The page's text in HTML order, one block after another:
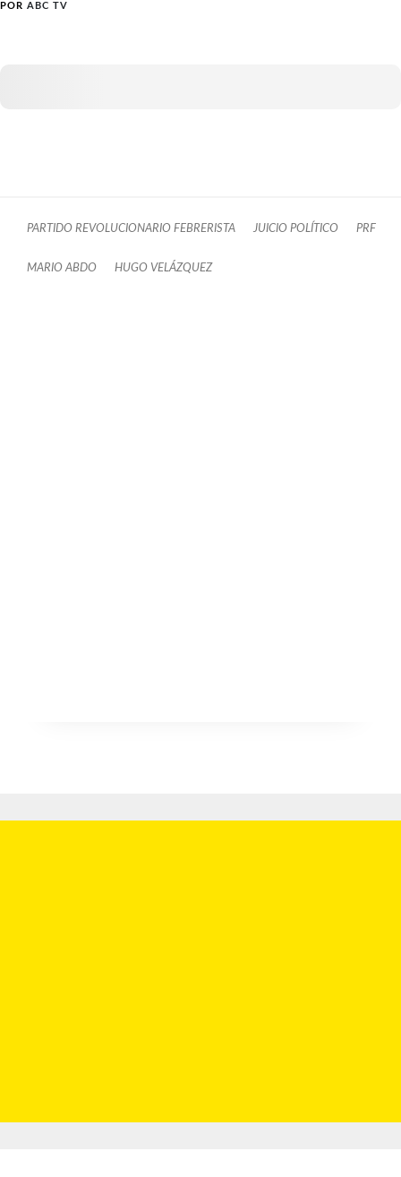
POR ABC TV
PARTIDO REVOLUCIONARIO FEBRERISTA JUICIO POLÍTICO PRF
MARIO ABDO HUGO VELÁZQUEZ